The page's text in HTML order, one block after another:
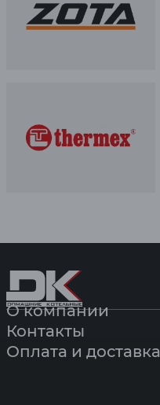
О компании
Контакты
Оплата и доставка